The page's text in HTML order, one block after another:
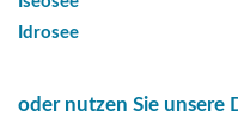
Idrosee
oder nutzen Sie unsere